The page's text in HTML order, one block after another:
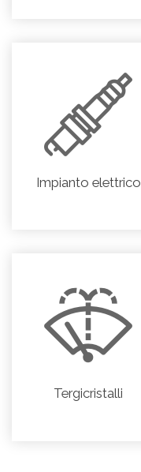
Impianto elettrico
Tergicristalli